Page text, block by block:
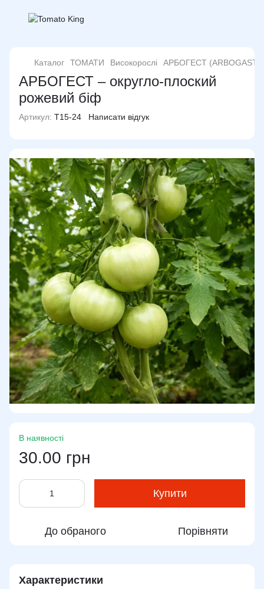
Каталог ТОМАТИ Високорослі АРБОГЕСТ (ARBOGAST)
АРБОГЕСТ – округло-плоский
рожевий біф
Артикул: T15-24 Написати відгук
В наявності
30.00 грн
Купити
До обраного Порівняти
Характеристики